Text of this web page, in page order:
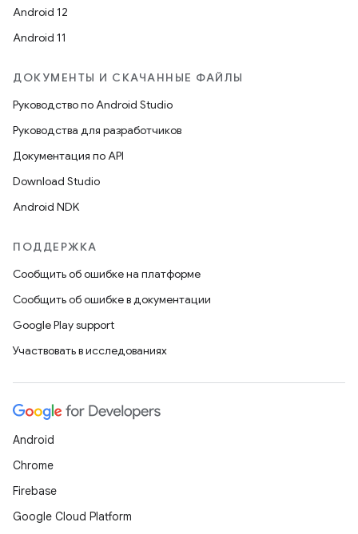
Android 12
Android 11
ДОКУМЕНТЫ И СКАЧАННЫЕ ФАЙЛЫ
Руководство по Android Studio
Руководства для разработчиков
Документация по API
Download Studio
Android NDK
ПОДДЕРЖКА
Сообщить об ошибке на платформе
Сообщить об ошибке в документации
Google Play support
Участвовать в исследованиях
Android
Chrome
Firebase
Google Cloud Platform